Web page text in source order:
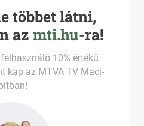
többet látni,
az mti.hu-ra!
10% értékű
kap az MTVA TV Maci-